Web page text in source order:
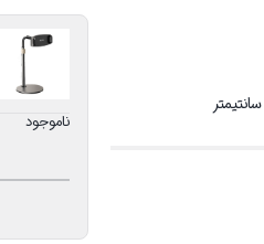
ناموجود